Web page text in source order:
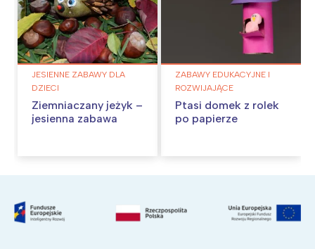
JESIENNE ZABAWY DLA
DZIECI
Ziemniaczany jeżyk –
jesienna zabawa
ZABAWY EDUKACYJNE I
ROZWIJAJĄCE
Ptasi domek z rolek
po papierze